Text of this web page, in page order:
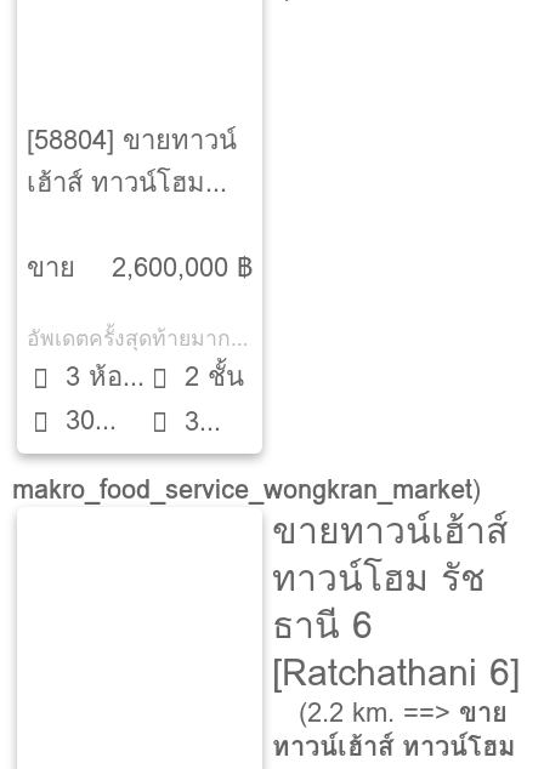
[58804] ขายทาวน์
เฮ้าส์ ทาวน์โฮม
สวาย-ลำลูกกา-
ขาย 2,600,000 ฿
อัพเดตครั้งสุดท้ายมากกว่า 30 วัน
3 ห้อง
นอน30
ตรว.
2 ชั้น
3
ห้องน้ำ
makro_food_service_wongkran_market)
ขายทาวน์เฮ้าส์
ทาวน์โฮม รัช
ธานี 6
[Ratchathani 6]
(2.2 km. ==> ขาย
ทาวน์เฮ้าส์ ทาวน์โฮม